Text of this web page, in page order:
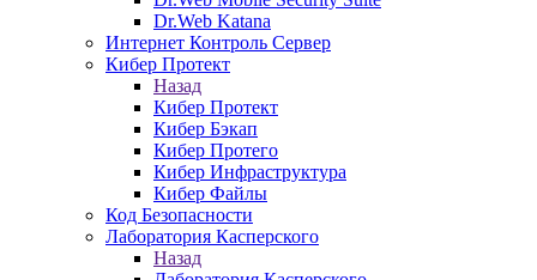
Dr.Web Katana
Интернет Контроль Сервер
Кибер Протект
Назад
Кибер Протект
Кибер Бэкап
Кибер Протего
Кибер Инфраструктура
Кибер Файлы
Код Безопасности
Лаборатория Касперского
Назад